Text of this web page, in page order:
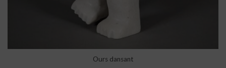
Ours dansant